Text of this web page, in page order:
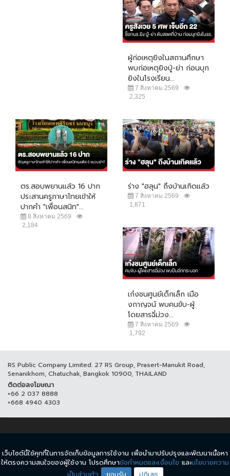
ผู้ก่อเหตุยิงในสถานศึกษา
พบก่อเหตุยิงปู่-ย่า ก่อนบุก
ยิงในโรงเรียน...
7 สิงหาคม 2569
2,325
ตร.สอบพยานแล้ว 16 ปาก
ประสานครูภาษาไทยเข้าให้
ปากคำ "เพื่อนสนิท"...
8 สิงหาคม 2569
2,184
ร่าง "ฮลุน" ถึงบ้านเกิดแล้ว
7 สิงหาคม 2569
1,871
เก๋งชนศูนย์เด็กเล็ก เมือ
งกาญจน์ พบคนขับ-ผู้
โดยสารฉี่ม่วง...
7 สิงหาคม 2569
1,792
RS Public Company Limited. 27 RS Group, Prasert-Manukit Road,
Senanikhom, Chatuchak, Bangkok 10900, THAILAND
ติดต่อลงโฆษณา
+66 2 037 8888
+668 4940 4303
© COPYRIGHT 2017 THAICH8.COM, ALL RIGHT RESERVED.
ข้อกำหนดและเงื่อนไข นโยบายความเป็นส่วนตัว
เว็บไซต์นี้ใช้คุกกี้ในการจัดเก็บข้อมูลการใช้งาน เพื่อนำมาปรับปรุงและพัฒนาเนื้อหา
ให้ตรงความสนใจของผู้ใช้งาน โปรดศึกษาข้อกำหนดและเงื่อนไข และนโยบายความ